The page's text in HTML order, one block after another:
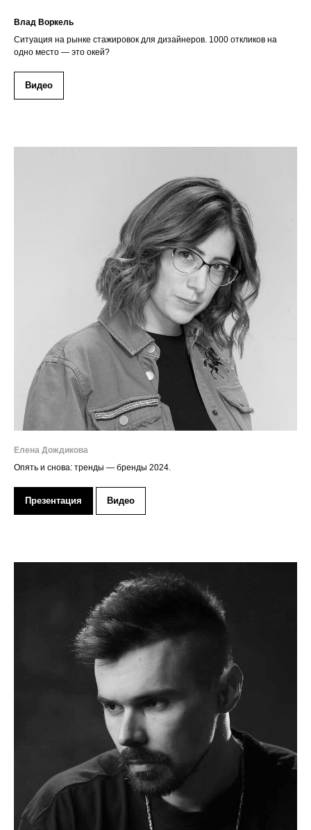
Влад Воркель
Ситуация на рынке стажировок для дизайнеров. 1000 откликов на
одно место — это окей?
Видео
Елена Дождикова
Опять и снова: тренды — бренды 2024.
Презентация Видео